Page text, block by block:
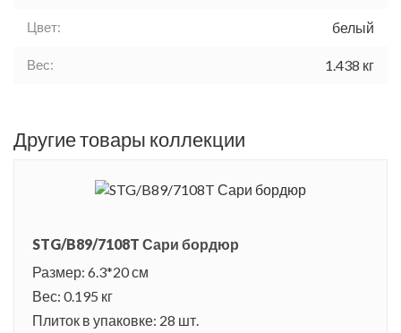
Цвет: белый
Вес: 1.438 кг
Другие товары коллекции
STG/B89/7108T Сари бордюр
Размер: 6.3*20 см
Вес: 0.195 кг
Плиток в упаковке: 28 шт.